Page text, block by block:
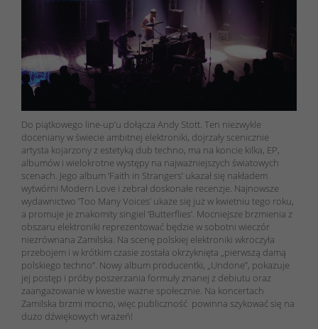
Do piątkowego line-up’u dołącza Andy Stott. Ten niezwykle
doceniany w świecie ambitnej elektroniki, dojrzały scenicznie
artysta kojarzony z estetyką dub techno, ma na koncie kilka, EP,
albumów i wielokrotne występy na najważniejszych światowych
scenach. Jego album ‘Faith in Strangers’ ukazał się nakładem
wytwórni Modern Love i zebrał doskonałe recenzje. Najnowsze
wydawnictwo ’Too Many Voices’ ukaże się już w kwietniu tego roku,
a promuje je znakomity singiel ‘Butterflies’. Mocniejsze brzmienia z
obszaru elektroniki reprezentować będzie w sobotni wieczór
niezrównana Zamilska. Na scenę polskiej elektroniki wkroczyła
przebojem i w krótkim czasie została okrzyknięta „pierwszą damą
polskiego techno”. Nowy album producentki, „Undone”, pokazuje
jej postęp i próby poszerzania formuły znanej z debiutu oraz
zaangażowanie w kwestie ważne społecznie. Na koncertach
Zamilska brzmi mocno, więc publiczność powinna szykować się na
dużo dźwiękowych wrażeń!